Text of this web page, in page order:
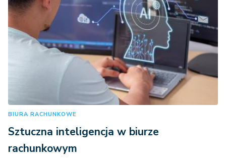
BIURA RACHUNKOWE
Sztuczna inteligencja w biurze
rachunkowym